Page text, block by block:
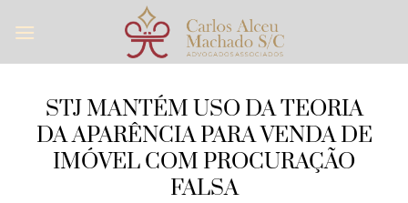
STJ MANTÉM USO DA TEORIA
DA APARÊNCIA PARA VENDA DE
IMÓVEL COM PROCURAÇÃO
FALSA